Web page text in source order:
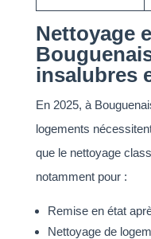
Nettoyage
insalubres
En 2025, à
logements
que le nettoyage
notamment pour :
Remise en état
Nettoyage de